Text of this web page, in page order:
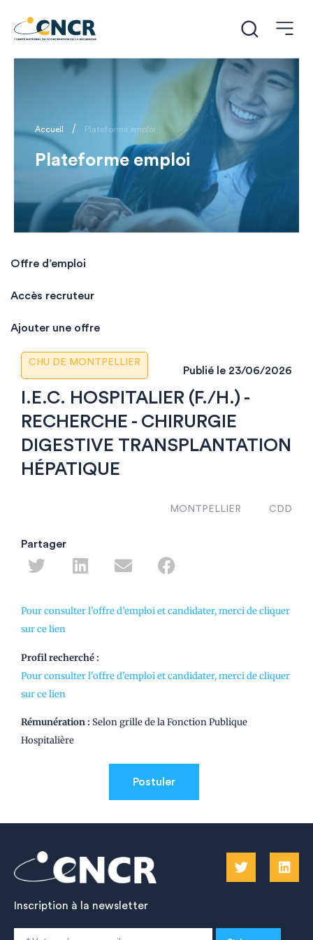
Accueil / Plateforme emploi
Plateforme emploi
Offre d’emploi
Accès recruteur
Ajouter une offre
CHU DE MONTPELLIER
Publié le 23/06/2026
I.E.C. HOSPITALIER (F./H.) -
RECHERCHE - CHIRURGIE
DIGESTIVE TRANSPLANTATION
HÉPATIQUE
MONTPELLIER CDD
Partager
Pour consulter l’offre d’emploi et candidater, merci de cliquer
sur ce lien
Profil recherché :
Pour consulter l'offre d'emploi et candidater, merci de cliquer
sur ce lien
Rémunération : Selon grille de la Fonction Publique
Hospitalière
Inscription à la newsletter